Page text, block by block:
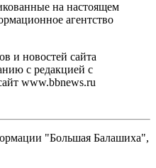
на настоящем
агентство
и новостей сайта
с редакцией с
www.bbnews.ru
"Большая Балашиха",